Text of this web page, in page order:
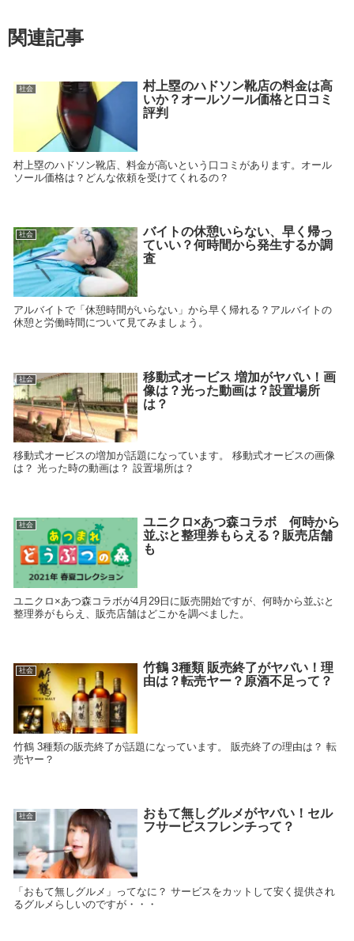
関連記事
社会
村上塁のハドソン靴店の料金は高
いか？オールソール価格と口コミ
評判
村上塁のハドソン靴店、料金が高いという口コミがあります。オール
ソール価格は？どんな依頼を受けてくれるの？
社会
バイトの休憩いらない、早く帰っ
ていい？何時間から発生するか調
査
アルバイトで「休憩時間がいらない」から早く帰れる？アルバイトの
休憩と労働時間について見てみましょう。
社会
移動式オービス 増加がヤバい！画
像は？光った動画は？設置場所
は？
移動式オービスの増加が話題になっています。 移動式オービスの画像
は？ 光った時の動画は？ 設置場所は？
社会
ユニクロ×あつ森コラボ 何時から
並ぶと整理券もらえる？販売店舗
も
ユニクロ×あつ森コラボが4月29日に販売開始ですが、何時から並ぶと
整理券がもらえ、販売店舗はどこかを調べました。
社会
竹鶴 3種類 販売終了がヤバい！理
由は？転売ヤー？原酒不足って？
竹鶴 3種類の販売終了が話題になっています。 販売終了の理由は？ 転
売ヤー？
社会
おもて無しグルメがヤバい！セル
フサービスフレンチって？
「おもて無しグルメ」ってなに？ サービスをカットして安く提供され
るグルメらしいのですが・・・